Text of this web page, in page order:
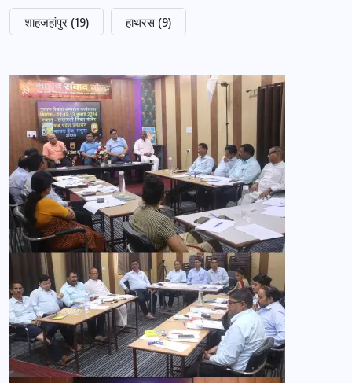
शाहजहांपुर (19) हाथरस (9)